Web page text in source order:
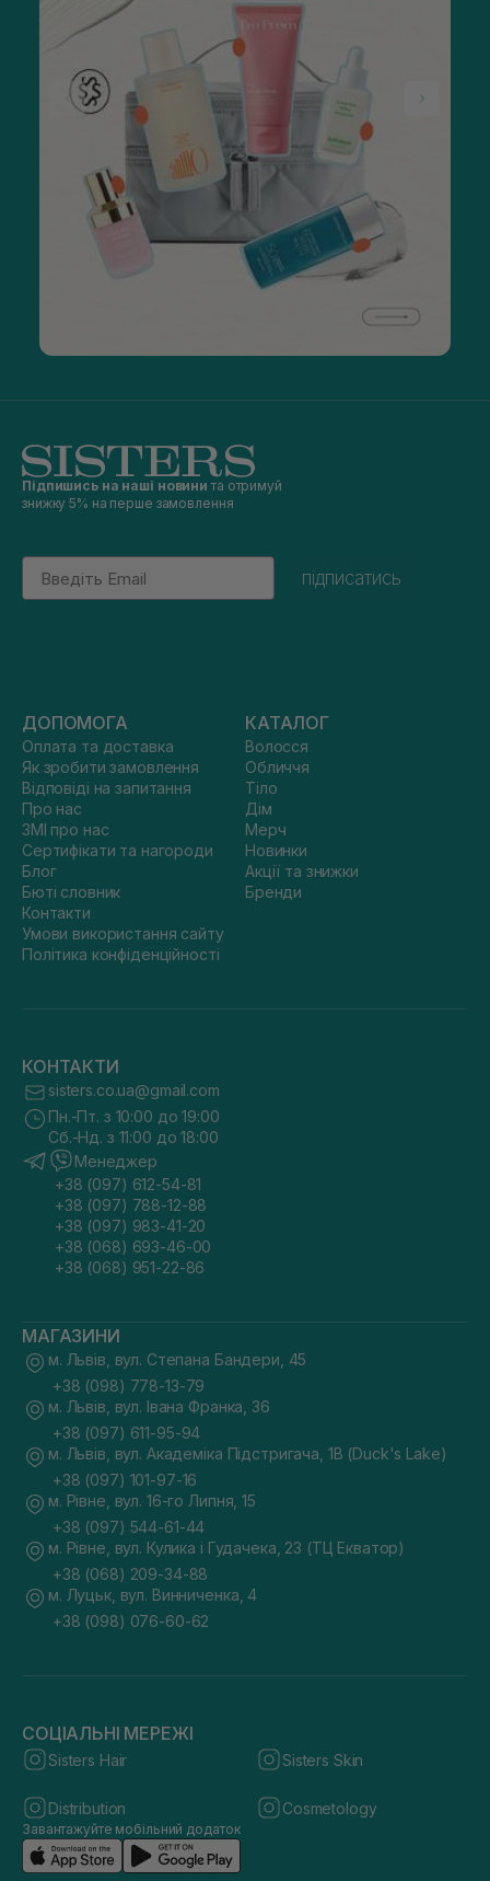
Підпишись на наші новини та отримуй
знижку 5% на перше замовлення
Email
підписатись
ДОПОМОГА
Оплата та доставка
Як зробити замовлення
Відповіді на запитання
Про нас
ЗМІ про нас
Сертифікати та нагороди
Блог
Бюті словник
Контакти
Умови використання сайту
Політика конфіденційності
КАТАЛОГ
Волосся
Обличчя
Тіло
Дім
Мерч
Новинки
Акції та знижки
Бренди
КОНТАКТИ
sisters.co.ua@gmail.com
Пн.-Пт. з 10:00 до 19:00
Сб.-Нд. з 11:00 до 18:00
Менеджер
+38 (097) 612-54-81
+38 (097) 788-12-88
+38 (097) 983-41-20
+38 (068) 693-46-00
+38 (068) 951-22-86
МАГАЗИНИ
м. Львів, вул. Степана Бандери, 45
+38 (098) 778-13-79
м. Львів, вул. Івана Франка, 36
+38 (097) 611-95-94
м. Львів, вул. Академіка Підстригача, 1В (Duck's Lake)
+38 (097) 101-97-16
м. Рівне, вул. 16-го Липня, 15
+38 (097) 544-61-44
м. Рівне, вул. Кулика і Гудачека, 23 (ТЦ Екватор)
+38 (068) 209-34-88
м. Луцьк, вул. Винниченка, 4
+38 (098) 076-60-62
СОЦІАЛЬНІ МЕРЕЖІ
Sisters Hair Sisters Skin
Distribution Cosmetology
Завантажуйте мобільний додаток